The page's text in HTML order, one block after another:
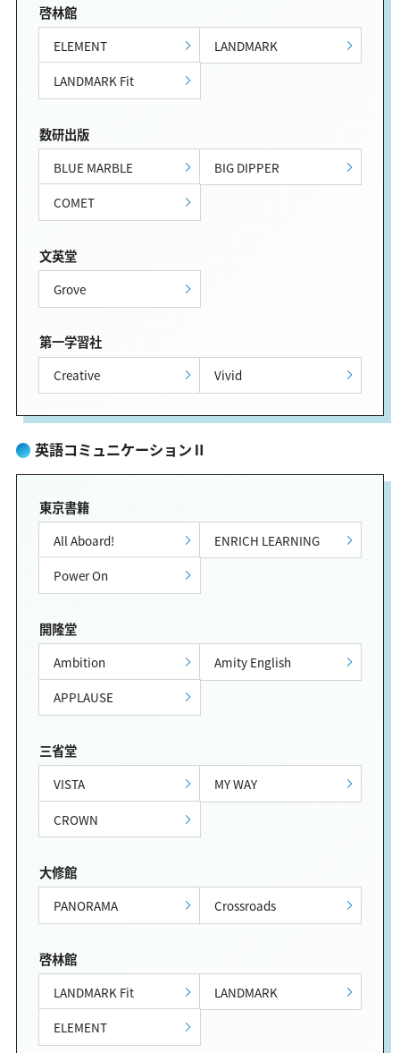
啓林館
ELEMENT
LANDMARK
LANDMARK Fit
数研出版
BLUE MARBLE
BIG DIPPER
COMET
文英堂
Grove
第一学習社
Creative Vivid
英語コミュニケーションⅡ
東京書籍
All Aboard!
ENRICH LEARNING
Power On
開隆堂
Ambition
Amity English
APPLAUSE
三省堂
VISTA
MY WAY
CROWN
大修館
PANORAMA Crossroads
啓林館
LANDMARK Fit
LANDMARK
ELEMENT